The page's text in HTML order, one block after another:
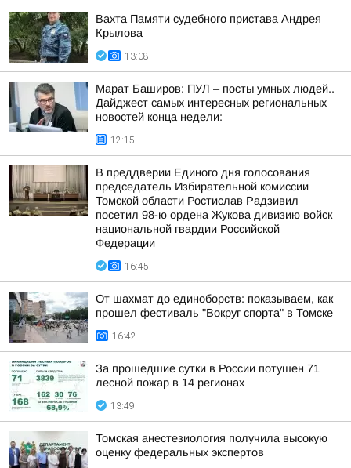
Вахта Памяти судебного пристава Андрея
Крылова
13:08
Марат Баширов: ПУЛ – посты умных людей..
Дайджест самых интересных региональных
новостей конца недели:
12:15
В преддверии Единого дня голосования
председатель Избирательной комиссии
Томской области Ростислав Радзивил
посетил 98-ю ордена Жукова дивизию войск
национальной гвардии Российской
Федерации
16:45
От шахмат до единоборств: показываем, как
прошел фестиваль "Вокруг спорта" в Томске
16:42
За прошедшие сутки в России потушен 71
лесной пожар в 14 регионах
13:49
Томская анестезиология получила высокую
оценку федеральных экспертов